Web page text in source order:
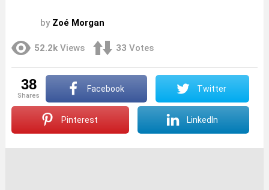
by Zoé Morgan
52.2k Views 33 Votes
38
shares
Facebook Twitter
Pinterest LinkedIn